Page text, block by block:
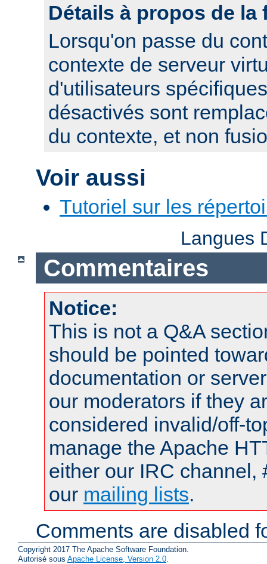
Détails à propos de la
Lorsqu'on passe du
contexte de serveur
d'utilisateurs
désactivés sont
du contexte, et non
Voir aussi
Tutoriel sur les
Langues
Commentaires
Notice:
This is not a Q&A
should be pointed
documentation or
our moderators if they
considered invalid/off-
manage the Apache
either our IRC channel,
our mailing lists.
Comments are disabled
Copyright 2017 The Apache Software Foundation.
Autorisé sous Apache License, Version 2.0